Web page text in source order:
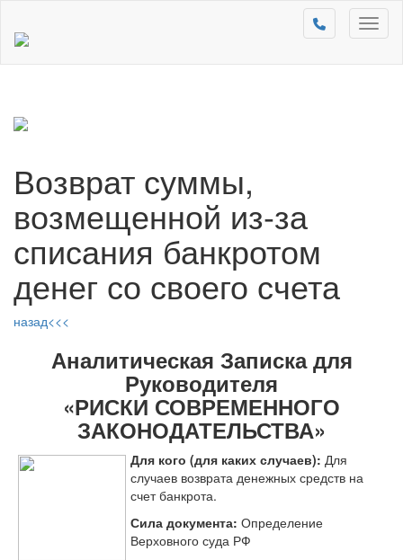
Возврат суммы,
возмещенной из-за
списания банкротом
денег со своего счета
назад<<<
Аналитическая Записка для
Руководителя
«РИСКИ СОВРЕМЕННОГО
ЗАКОНОДАТЕЛЬСТВА»
Для кого (для каких случаев): Для
случаев возврата денежных средств на
счет банкрота.
Сила документа: Определение
Верховного суда РФ